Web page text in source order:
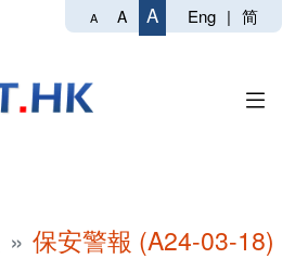
A A A Eng | 简
保安警報 (A24-03-18)